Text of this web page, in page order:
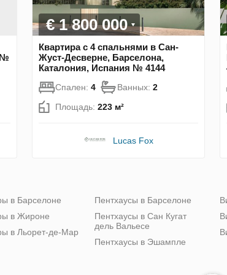
№
€ 1 800 000
Квартира с 4 спальнями в Сан-
Жуст-Десверне, Барселона,
Каталония, Испания № 4144
Спален: 4 Ванных: 2
Площадь: 223 м²
Lucas Fox
в Барселоне
в Жироне
в Льорет-де-Мар
Пентхаусы в Барселоне
Пентхаусы в Сан Кугат
дель Вальесе
Пентхаусы в Эшампле